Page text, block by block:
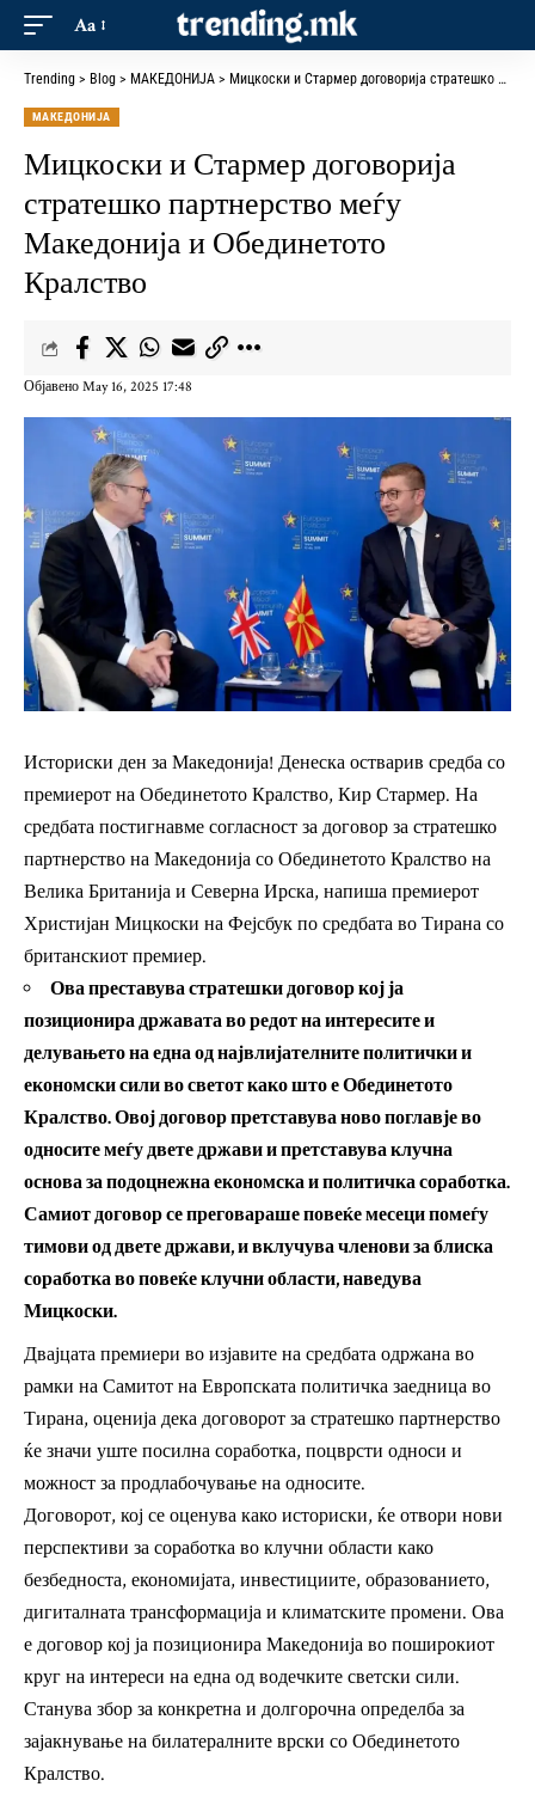
Aa
Trending > Blog > МАКЕДОНИЈА > Мицкоски и Стармер договорија стратешко партнерство меѓу Македонија и Обединетото Кралство
МАКЕДОНИЈА
Мицкоски и Стармер договорија
стратешко партнерство меѓу
Македонија и Обединетото
Кралство
Објавено May 16, 2025 17:48
Историски ден за Македонија! Денеска остварив средба со
премиерот на Обединетото Кралство, Кир Стармер. На
средбата постигнавме согласност за договор за стратешко
партнерство на Македонија со Обединетото Кралство на
Велика Британија и Северна Ирска, напиша премиерот
Христијан Мицкоски на Фејсбук по средбата во Тирана со
британскиот премиер.
Ова преставува стратешки договор кој ја
позиционира државата во редот на интересите и
делувањето на една од највлијателните политички и
економски сили во светот како што е Обединетото
Кралство. Овој договор претставува ново поглавје во
односите меѓу двете држави и претставува клучна
основа за подоцнежна економска и политичка соработка.
Самиот договор се преговараше повеќе месеци помеѓу
тимови од двете држави, и вклучува членови за блиска
соработка во повеќе клучни области, наведува
Мицкоски.
Двајцата премиери во изјавите на средбата одржана во
рамки на Самитот на Европската политичка заедница во
Тирана, оценија дека договорот за стратешко партнерство
ќе значи уште посилна соработка, поцврсти односи и
можност за продлабочување на односите.
Договорот, кој се оценува како историски, ќе отвори нови
перспективи за соработка во клучни области како
безбедноста, економијата, инвестициите, образованието,
дигиталната трансформација и климатските промени. Ова
е договор кој ја позиционира Македонија во поширокиот
круг на интереси на една од водечките светски сили.
Станува збор за конкретна и долгорочна определба за
зајакнување на билатералните врски со Обединетото
Кралство.